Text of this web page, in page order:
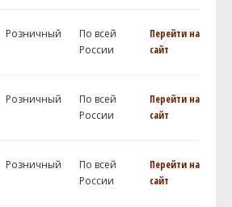
Розничный
По всей
России
Перейти на
сайт
Розничный
По всей
России
Перейти на
сайт
Розничный
По всей
России
Перейти на
сайт